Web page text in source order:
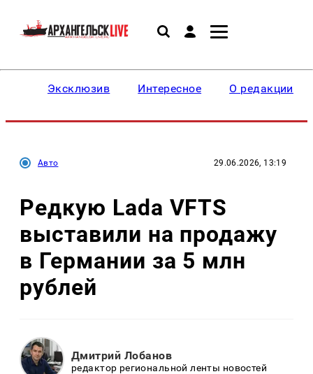
Эксклюзив Интересное О редакции
Авто 29.06.2026, 13:19
Редкую Lada VFTS
выставили на продажу
в Германии за 5 млн
рублей
Дмитрий Лобанов
редактор региональной ленты новостей